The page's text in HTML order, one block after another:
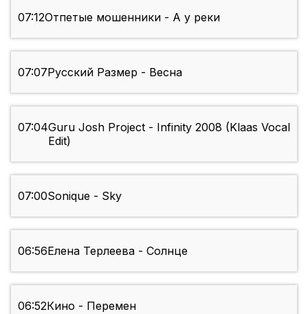
07:12Отпетые мошенники - А у реки
07:07Русский Размер - Весна
07:04Guru Josh Project - Infinity 2008 (Klaas Vocal
Edit)
07:00Sonique - Sky
06:56Елена Терлеева - Солнце
06:52Кино - Перемен